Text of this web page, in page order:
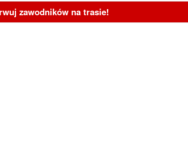
zawodników na trasie!